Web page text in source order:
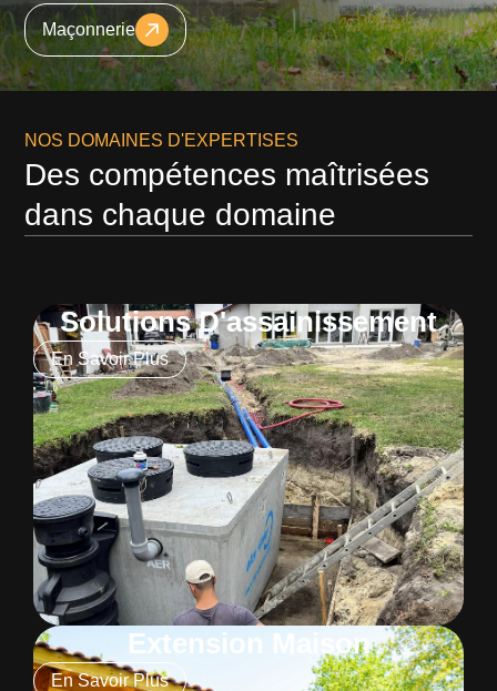
Maçonnerie
NOS DOMAINES D'EXPERTISES
Des compétences maîtrisées
dans chaque domaine
Solutions D'assainissement
En Savoir Plus
Extension Maison
En Savoir Plus